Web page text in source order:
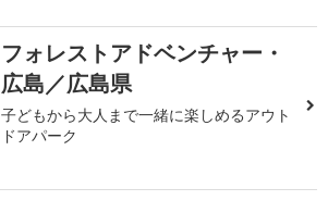
フォレストアドベンチャー・
広島／広島県
子どもから大人まで一緒に楽しめるアウト
ドアパーク